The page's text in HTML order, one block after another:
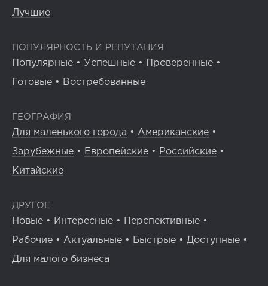
Лучшие
ПОПУЛЯРНОСТЬ И РЕПУТАЦИЯ
Популярные • Успешные • Проверенные •
Готовые • Востребованные
ГЕОГРАФИЯ
Для маленького города • Американские •
Зарубежные • Европейские • Российские •
Китайские
ДРУГОЕ
Новые • Интересные • Перспективные •
Рабочие • Актуальные • Быстрые • Доступные •
Для малого бизнеса